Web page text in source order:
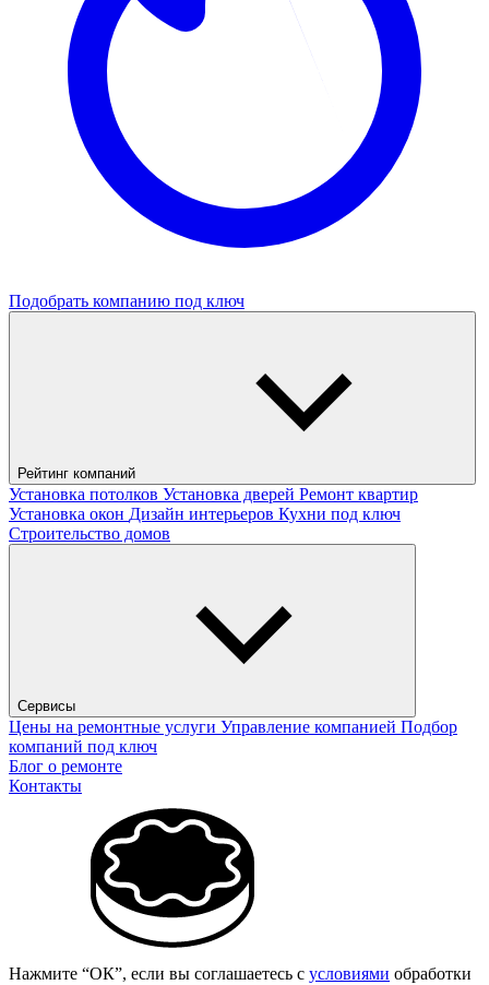
Подобрать компанию под ключ
Рейтинг компаний
Установка потолков Установка дверей Ремонт квартир
Установка окон Дизайн интерьеров Кухни под ключ
Строительство домов
Сервисы
Цены на ремонтные услуги Управление компанией Подбор
компаний под ключ
Блог о ремонте
Контакты
Нажмите “ОК”, если вы соглашаетесь с условиями обработки